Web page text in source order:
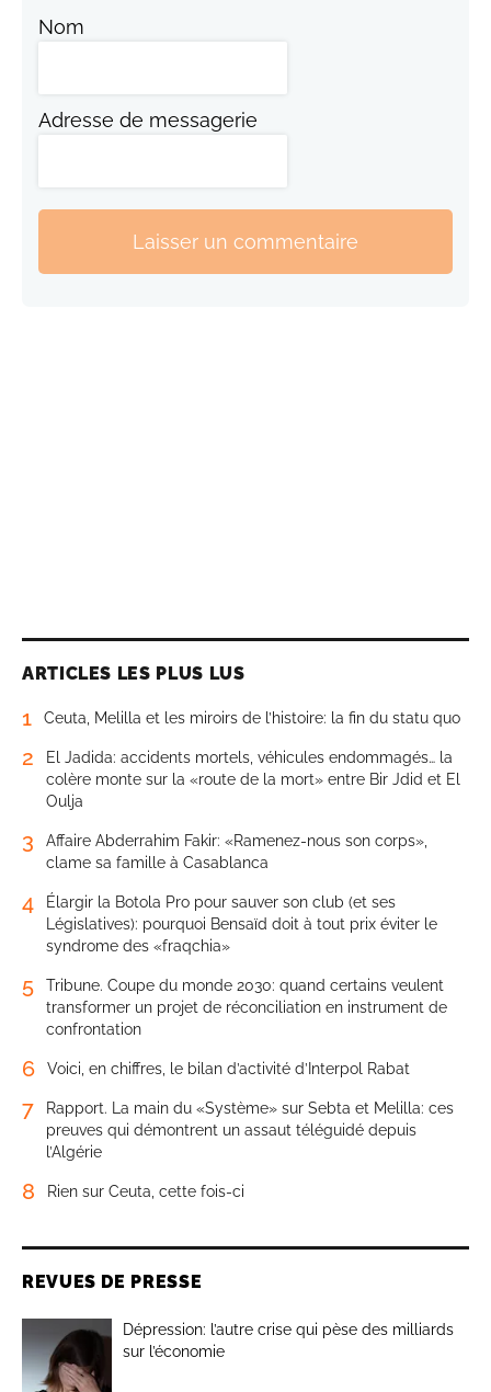
Nom
Adresse de messagerie
Laisser un commentaire
ARTICLES LES PLUS LUS
1 Ceuta, Melilla et les miroirs de l’histoire: la fin du statu quo
2
El Jadida: accidents mortels, véhicules endommagés… la
colère monte sur la «route de la mort» entre Bir Jdid et El
Oulja
3
Affaire Abderrahim Fakir: «Ramenez-nous son corps»,
clame sa famille à Casablanca
4
Élargir la Botola Pro pour sauver son club (et ses
Législatives): pourquoi Bensaïd doit à tout prix éviter le
syndrome des «fraqchia»
5
Tribune. Coupe du monde 2030: quand certains veulent
transformer un projet de réconciliation en instrument de
confrontation
6 Voici, en chiffres, le bilan d’activité d’Interpol Rabat
7
Rapport. La main du «Système» sur Sebta et Melilla: ces
preuves qui démontrent un assaut téléguidé depuis
l’Algérie
8 Rien sur Ceuta, cette fois-ci
REVUES DE PRESSE
Dépression: l’autre crise qui pèse des milliards
sur l’économie